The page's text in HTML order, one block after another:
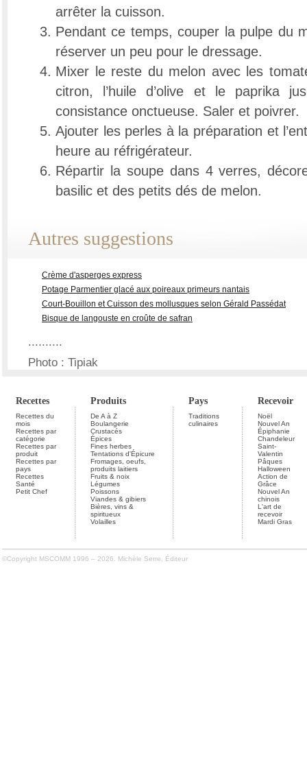
arrêter la cuisson.
Pendant ce temps, couper la pulpe du
réserver un peu pour le dressage.
Mixer le reste du melon avec les
citron, l’huile d’olive et le paprika
consistance onctueuse. Saler et poivrer.
Ajouter les perles à la préparation et
heure au réfrigérateur.
Répartir la soupe dans 4 verres,
basilic et des petits dés de melon.
Autres suggestions
Crème d'asperges express
Potage Parmentier glacé aux poireaux primeurs nantais
Court-Bouillon et Cuisson des mollusques selon Gérald Passédat
Bisque de langouste en croûte de safran
..........
Photo : Tipiak
Recettes Produits Pays Recevoir
Recettes du
mois
Recettes par
catégorie
Recettes par
produit
Recettes par
pays
Recettes
Santé
Petit Chef
De A à Z
Boulangerie
Crustacés
Épices
Fines herbes
Tentations d'Épicure
Fromages, oeufs,
produits laitiers
Fruits & noix
Légumes
Poissons
Viandes & gibiers
Bières, vins &
spiritueux
Volailles
Traditions
culinaires
Noël
Nouvel An
Épiphanie
Chandeleur
Saint-
Valentin
Pâques
Halloween
Action de
Grâce
Nouvel An
chinois
L'art de
recevoir
Mardi Gras
©Copyright MSCOMM 1996 – 2026. Michèle Serre, Éditeur